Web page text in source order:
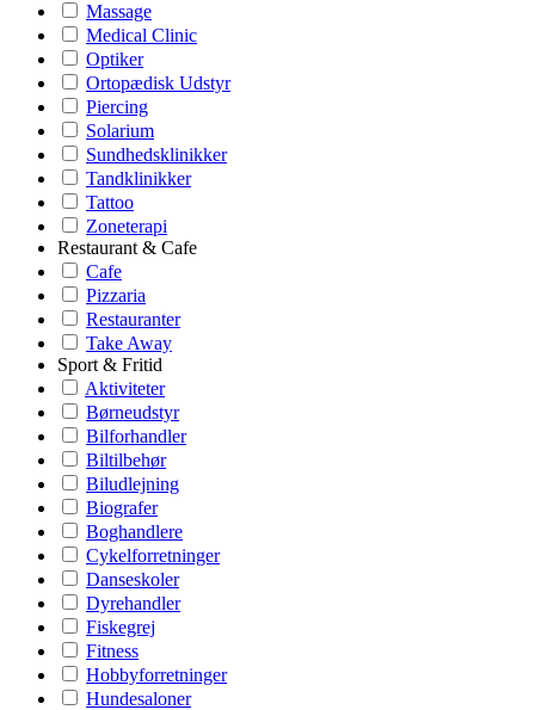
Massage
Medical Clinic
Optiker
Ortopædisk Udstyr
Piercing
Solarium
Sundhedsklinikker
Tandklinikker
Tattoo
Zoneterapi
Restaurant & Cafe
Cafe
Pizzaria
Restauranter
Take Away
Sport & Fritid
Aktiviteter
Børneudstyr
Bilforhandler
Biltilbehør
Biludlejning
Biografer
Boghandlere
Cykelforretninger
Danseskoler
Dyrehandler
Fiskegrej
Fitness
Hobbyforretninger
Hundesaloner